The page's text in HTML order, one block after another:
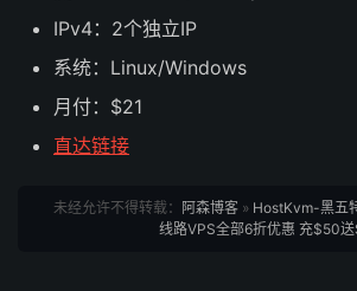
IPv4：2个独立IP
系统：Linux/Windows
月付：$21
直达链接
未经允许不得转载： 阿森博客 » HostKvm-黑五
线路VPS全部6折优惠 充$50